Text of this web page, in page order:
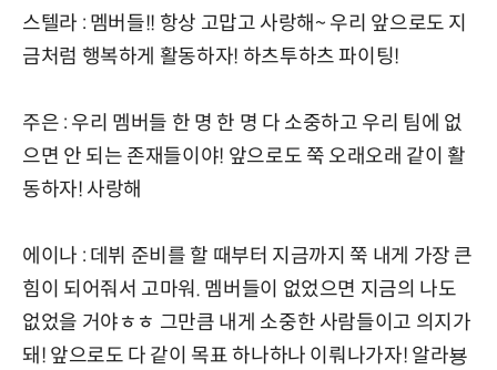
스텔라 : 멤버들!! 항상 고맙고 사랑해~ 우리 앞으로도 지
금처럼 행복하게 활동하자! 하츠투하츠 파이팅!
주은 : 우리 멤버들 한 명 한 명 다 소중하고 우리 팀에 없
으면 안 되는 존재들이야! 앞으로도 쭉 오래오래 같이 활
동하자! 사랑해
에이나 : 데뷔 준비를 할 때부터 지금까지 쭉 내게 가장 큰
힘이 되어줘서 고마워. 멤버들이 없었으면 지금의 나도
없었을 거야ㅎㅎ 그만큼 내게 소중한 사람들이고 의지가
돼! 앞으로도 다 같이 목표 하나하나 이뤄나가자! 알라뵹